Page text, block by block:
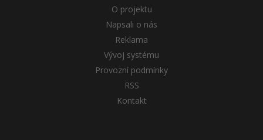
O projektu
Napsali o nás
Reklama
Vývoj systému
Provozní podmínky
RSS
Kontakt